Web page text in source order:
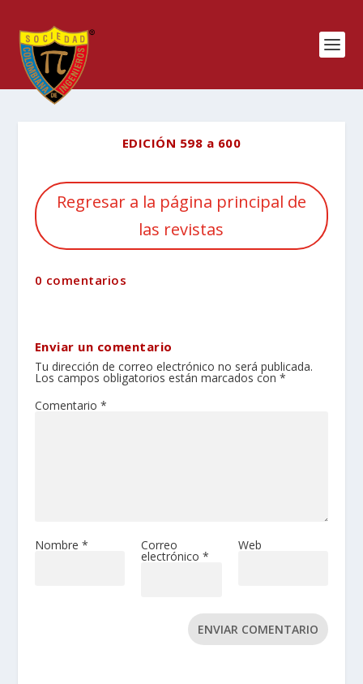
EDICIÓN 598 a 600
Regresar a la página principal de
las revistas
0 comentarios
Enviar un comentario
Tu dirección de correo electrónico no será publicada.
Los campos obligatorios están marcados con *
Comentario *
Nombre * Correo
electrónico *
Web
ENVIAR COMENTARIO